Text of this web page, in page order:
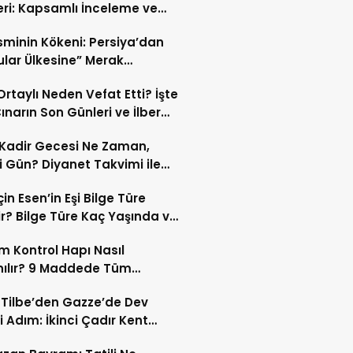
Kapsamlı İnceleme ve
Kökeni: Persiya’dan
Ülkesine” Merak
Neden Vefat Etti? İşte
Son Günleri ve İlber
Gecesi Ne Zaman,
Gün? Diyanet Takvimi ile
Esen’in Eşi Bilge Türe
Bilge Türe Kaç Yaşında ve
Kontrol Hapı Nasıl
9 Maddede Tüm
Tilbe’den Gazze’de Dev
Adım: İkinci Çadır Kent